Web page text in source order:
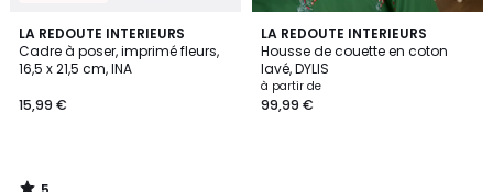
LA REDOUTE INTERIEURS
Cadre à poser, imprimé fleurs,
16,5 x 21,5 cm, INA
15,99 €
5
/
5
LA REDOUTE INTERIEURS
Housse de couette en coton
lavé, DYLIS
à partir de
99,99 €